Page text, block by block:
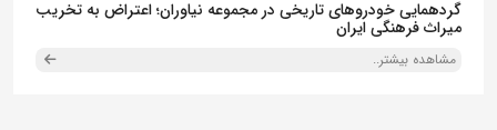
گردهمایی خودروهای تاریخی در مجموعه نیاوران؛ اعتراض به تخریب
میراث فرهنگی ایران
مشاهده بیشتر..